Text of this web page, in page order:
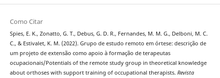
Como Citar
Spies, E. K., Zonatto, G. T., Debus, G. D. R., Fernandes, M. M. G., Delboni, M. C.
C., & Estivalet, K. M. (2022). Grupo de estudo remoto em órtese: descrição de
um projeto de extensão como apoio à formação de terapeutas
ocupacionais/Potentials of the remote study group in theoretical knowledge
about orthoses with support training of occupational therapists. Revista